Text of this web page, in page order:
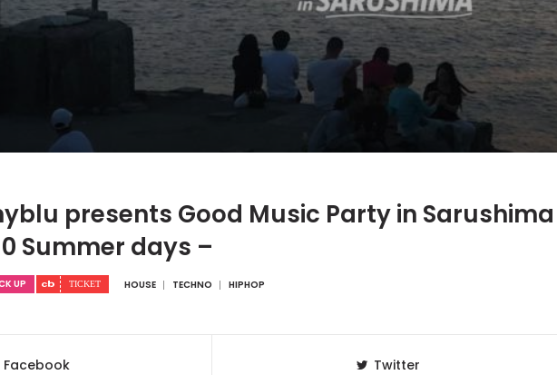
presents Good Music Party in Sarushima
Summer days –
UP HOUSE TECHNO HIPHOP
Facebook Twitter